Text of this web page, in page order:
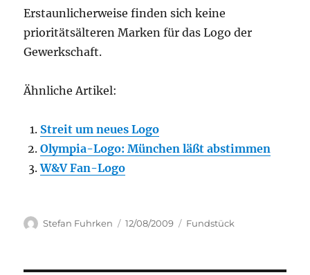
Erstaunlicherweise finden sich keine
prioritätsälteren Marken für das Logo der
Gewerkschaft.
Ähnliche Artikel:
Streit um neues Logo
Olympia-Logo: München läßt abstimmen
W&V Fan-Logo
Author
Stefan Fuhrken
Posted
12/08/2009 Categories
Fundstück